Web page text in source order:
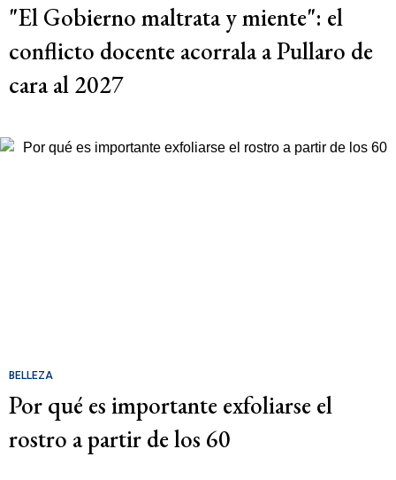
"El Gobierno maltrata y miente": el
conflicto docente acorrala a Pullaro de
cara al 2027
BELLEZA
Por qué es importante exfoliarse el
rostro a partir de los 60